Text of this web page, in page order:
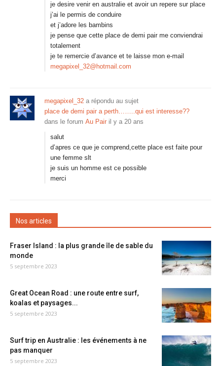
je desire venir en australie et avoir un repere sur place
j’ai le permis de conduire
et j’adore les bambins
je pense que cette place de demi pair me conviendrai
totalement
je te remercie d’avance et te laisse mon e-mail
megapixel_32@hotmail.com
megapixel_32 a répondu au sujet
place de demi pair a perth……..qui est interesse??
dans le forum Au Pair il y a 20 ans
salut
d’apres ce que je comprend,cette place est faite pour
une femme slt
je suis un homme est ce possible
merci
Nos articles
Fraser Island : la plus grande île de sable du
monde
5 septembre 2023
Great Ocean Road : une route entre surf,
koalas et paysages...
5 septembre 2023
Surf trip en Australie : les événements à ne
pas manquer
5 septembre 2023